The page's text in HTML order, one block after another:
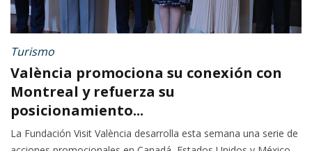
Turismo
València promociona su conexión con
Montreal y refuerza su
posicionamiento...
La Fundación Visit València desarrolla esta semana una serie de